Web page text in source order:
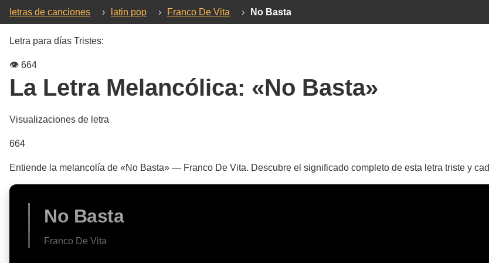
letras de canciones › latin pop › Franco De Vita › No Basta
Letra para días Tristes:
👁️ 664
La Letra Melancólica: «No Basta»
Visualizaciones de letra
664
Entiende la melancolía de «No Basta» — Franco De Vita. Descubre el significado completo de esta letra triste y
No Basta
Franco De Vita